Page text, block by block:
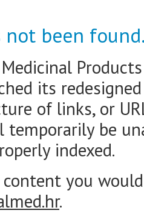
not been
its
of links, or
temporarily be
indexed.
content you
.